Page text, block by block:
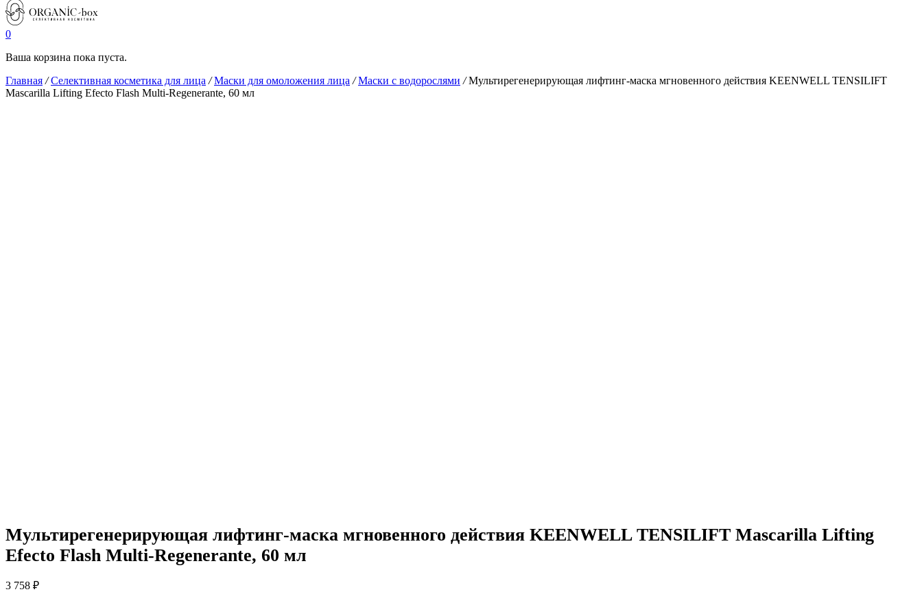
0
Ваша корзина пока пуста.
Главная /Селективная косметика для лица /Маски для омоложения лица /Маски с водорослями /Мультирегенерирующая лифтинг-маска мгновенного действия KEENWELL TENSILIFT
Mascarilla Lifting Efecto Flash Multi-Regenerante, 60 мл
Мультирегенерирующая лифтинг-маска мгновенного действия KEENWELL TENSILIFT Mascarilla Lifting
Efecto Flash Multi-Regenerante, 60 мл
3 758 ₽